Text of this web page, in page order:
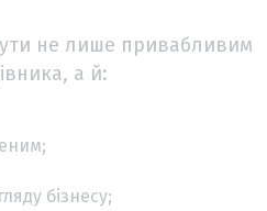
не лише привабливим
а й:
бізнесу;